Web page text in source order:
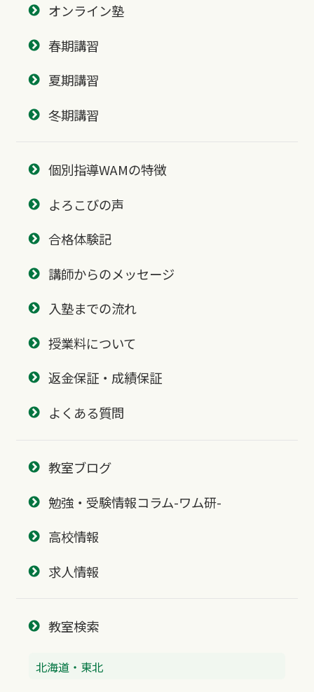
オンライン塾
春期講習
夏期講習
冬期講習
個別指導WAMの特徴
よろこびの声
合格体験記
講師からのメッセージ
入塾までの流れ
授業料について
返金保証・成績保証
よくある質問
教室ブログ
勉強・受験情報コラム-ワム研-
高校情報
求人情報
教室検索
北海道・東北